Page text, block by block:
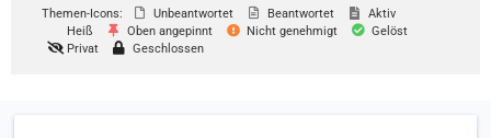
Themen-Icons:
Unbeantwortet Beantwortet
Aktiv
Heiß
Oben angepinnt Nicht genehmigt
Gelöst
Privat
Geschlossen